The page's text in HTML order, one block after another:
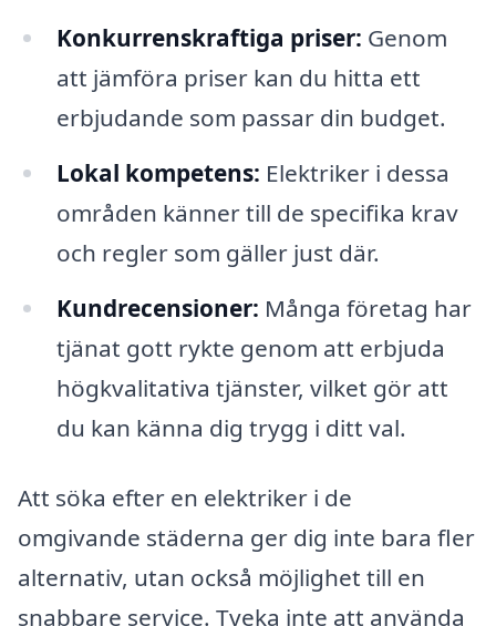
Konkurrenskraftiga priser: Genom
att jämföra priser kan du hitta ett
erbjudande som passar din budget.
Lokal kompetens: Elektriker i dessa
områden känner till de specifika krav
och regler som gäller just där.
Kundrecensioner: Många företag har
tjänat gott rykte genom att erbjuda
högkvalitativa tjänster, vilket gör att
du kan känna dig trygg i ditt val.
Att söka efter en elektriker i de
omgivande städerna ger dig inte bara fler
alternativ, utan också möjlighet till en
snabbare service. Tveka inte att använda